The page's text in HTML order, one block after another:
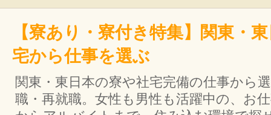
【寮あり・寮付き特集】関東・
宅から仕事を選ぶ
関東・東日本の寮や社宅完備の仕事から
職・再就職。女性も男性も活躍中の、お